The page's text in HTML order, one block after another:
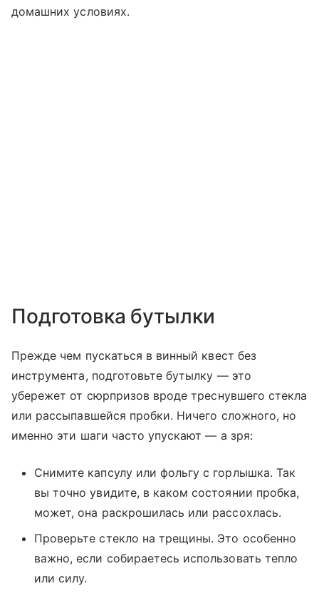
домашних условиях.
Подготовка бутылки
Прежде чем пускаться в винный квест без
инструмента, подготовьте бутылку — это
убережет от сюрпризов вроде треснувшего стекла
или рассыпавшейся пробки. Ничего сложного, но
именно эти шаги часто упускают — а зря:
Снимите капсулу или фольгу с горлышка. Так
вы точно увидите, в каком состоянии пробка,
может, она раскрошилась или рассохлась.
Проверьте стекло на трещины. Это особенно
важно, если собираетесь использовать тепло
или силу.